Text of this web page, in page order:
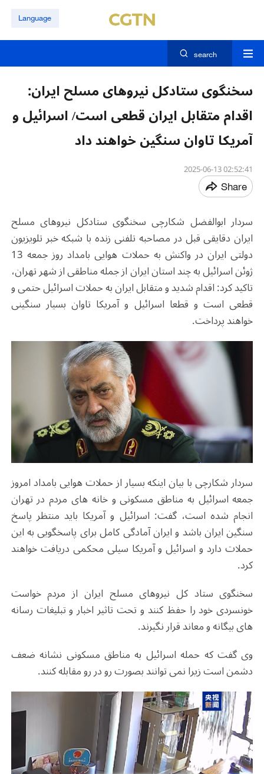
Language
search
سخنگوی ستادکل نیروهای مسلح ایران:
اقدام متقابل ایران قطعی است/ اسرائیل و
آمریکا تاوان سنگین خواهند داد
02:52:41 2025-06-13
Share
سردار ابوالفضل شکارچی سخنگوی ستادکل نیروهای مسلح
ایران دقایقی قبل در مصاحبه تلفنی زنده با شبکه خبر تلویزیون
دولتی ایران در واکنش به حملات هوایی بامداد روز جمعه 13
ژوئن اسرائیل به چند استان ایران از جمله مناطقی از شهر تهران،
تاکید کرد: اقدام شدید و متقابل ایران به حملات اسرائیل حتمی و
قطعی است و قطعا اسرائیل و آمریکا تاوان بسیار سنگینی
خواهند پرداخت.
سردار شکارچی با بیان اینکه بسیار از حملات هوایی بامداد امروز
جمعه اسرائیل به مناطق مسکونی و خانه های مردم در تهران
انجام شده است، گفت: اسرائیل و آمریکا باید منتظر پاسخ
سنگین ایران باشد و ایران آمادگی کامل برای پاسخگویی به این
حملات دارد و اسرائیل و آمریکا سیلی محکمی دریافت خواهند
کرد.
سخنگوی ستاد کل نیروهای مسلح ایران از مردم خواست
خونسردی خود را حفظ کنند و تحت تاثیر اخبار و تبلیغات رسانه
های بیگانه و معاند قرار نگیرند.
وی گفت که حمله اسرائیل به مناطق مسکونی نشانه ضعف
دشمن است زیرا نمی توانند بصورت رو در رو مقابله کنند.